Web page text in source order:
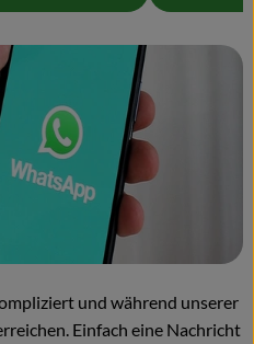
und während unserer
Einfach eine Nachricht